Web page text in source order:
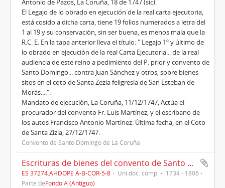
Antonio de Pazos, La Coruña, 18 de 1747 (sic).
El Legajo de lo obrado en ejecución de la real carta ejecutoria,
está cosido a dicha carta, tiene 19 folios numerados a letra del
1 al 19 y su conservación, sin ser buena, es menos mala que la
R.C. E. En la tapa anterior lleva el título: " Legajo 1º y último de
lo obrado en ejecución de la real Carta Ejecutoria... de la real
audiencia de este reino a pedimiento del P. prior y convento de
Santo Domingo... contra Juan Sánchez y otros, sobre bienes
sitos en el coto de Santa Zezia feligresía de San Esteban de
Morás....".
Mandato de ejecución, La Coruña, 11/12/1747, Actúa el
procurador del convento Fr. Luis Martínez, y el escribano de
los autos Francisco Antonio Martínez. Última fecha, en el Coto
de Santa Zizia, 27/12/1747.
Convento de Santo Domingo de La Coruña
Escrituras de bienes del convento de Santo Domingo de La Coruña en las feligresías de San Cristóbal de Lema, Santa María de Doroña y San Salvador de Rebordelos (1734-1806).
ES 37274.AHDOPE A-B-COR-5-8 Uni.doc. comp.
1734 - 1806
Parte deFondo A (Antiguo)